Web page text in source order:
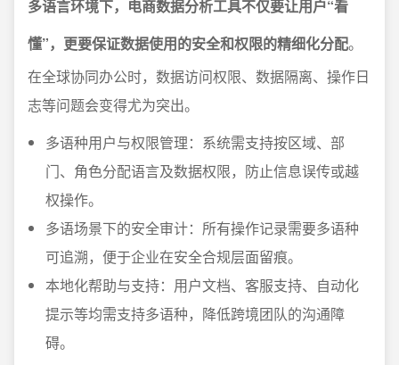
多语言环境下，电商数据分析工具不仅要让用户“看
懂”，更要保证数据使用的安全和权限的精细化分配。
在全球协同办公时，数据访问权限、数据隔离、操作日
志等问题会变得尤为突出。
多语种用户与权限管理：系统需支持按区域、部
门、角色分配语言及数据权限，防止信息误传或越
权操作。
多语场景下的安全审计：所有操作记录需要多语种
可追溯，便于企业在安全合规层面留痕。
本地化帮助与支持：用户文档、客服支持、自动化
提示等均需支持多语种，降低跨境团队的沟通障
碍。